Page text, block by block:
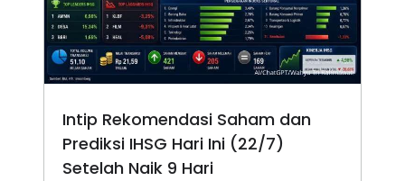
Intip Rekomendasi Saham dan
Prediksi IHSG Hari Ini (22/7)
Setelah Naik 9 Hari